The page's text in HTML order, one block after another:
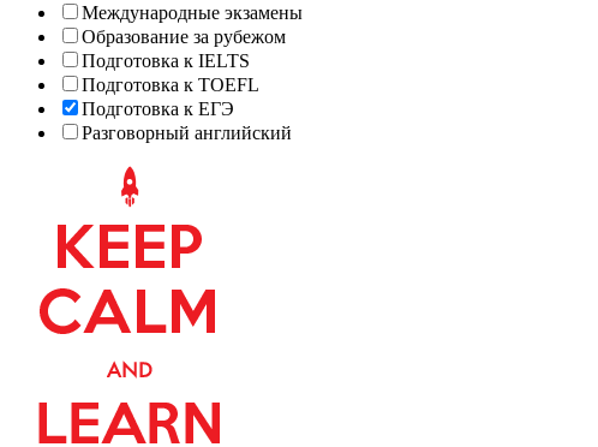
Международные экзамены
Образование за рубежом
Подготовка к IELTS
Подготовка к TOEFL
Подготовка к ЕГЭ
Разговорный английский